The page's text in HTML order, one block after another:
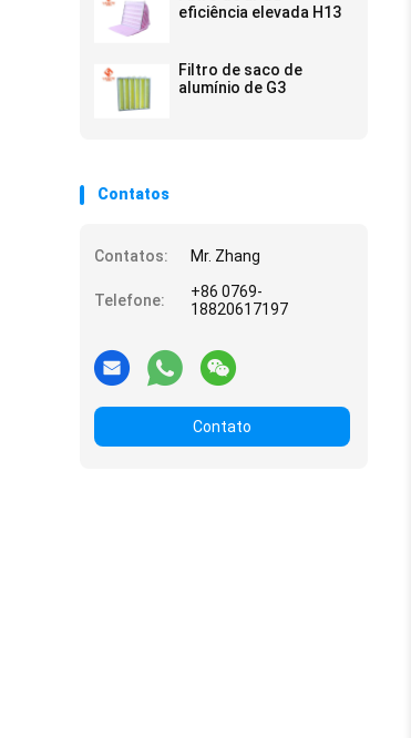
eficiência elevada H13
Filtro de saco de
alumínio de G3
Contatos
Contatos: Mr. Zhang
Telefone:
+86 0769-
18820617197
Contato